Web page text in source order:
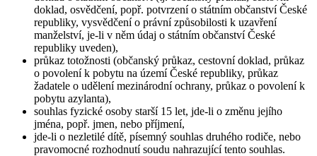
doklad, osvědčení, popř. potvrzení o státním občanství České
republiky, vysvědčení o právní způsobilosti k uzavření
manželství, je-li v něm údaj o státním občanství České
republiky uveden),
průkaz totožnosti (občanský průkaz, cestovní doklad, průkaz
o povolení k pobytu na území České republiky, průkaz
žadatele o udělení mezinárodní ochrany, průkaz o povolení k
pobytu azylanta),
souhlas fyzické osoby starší 15 let, jde-li o změnu jejího
jména, popř. jmen, nebo příjmení,
jde-li o nezletilé dítě, písemný souhlas druhého rodiče, nebo
pravomocné rozhodnutí soudu nahrazující tento souhlas.